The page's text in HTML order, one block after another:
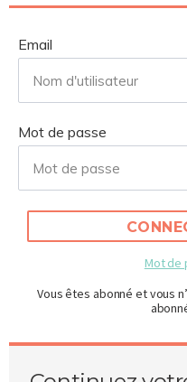
Email
Mot de passe
Mot de
Vous êtes abonné et vous